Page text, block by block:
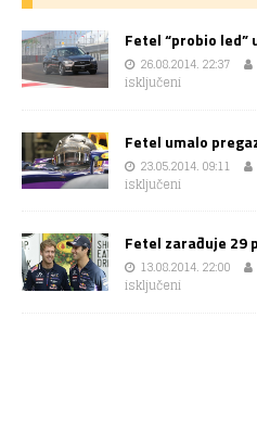
Fetel “probio led”
26.08.2014. 22:37
isključeni
Fetel umalo
23.05.2014. 09:11
isključeni
Fetel zarađuje 29
13.08.2014. 22:00
isključeni